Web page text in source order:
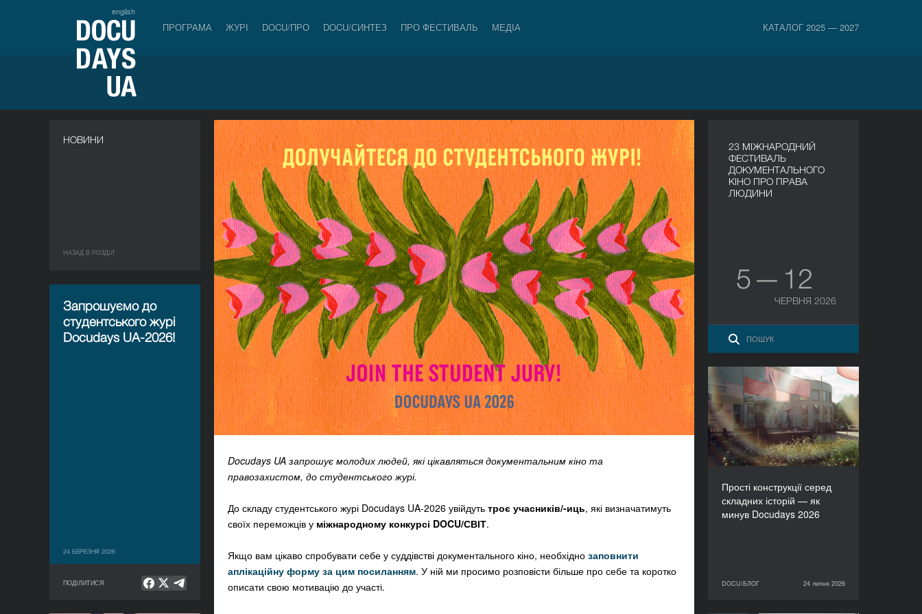
english
ПРОГРАМА ЖУРІ DOCU/ПРО DOCU/СИНТЕЗ ПРО ФЕСТИВАЛЬ МЕДІА КАТАЛОГ 2025 — 2027
НОВИНИ
НАЗАД В РОЗДIЛ
Запрошуємо до
студентського журі
Docudays UA-2026!
24 БЕРЕЗНЯ 2026
ПОДІЛИТИСЯ
Docudays UA запрошує молодих людей, які цікавляться документальним кіно та
правозахистом, до студентського журі.
До складу студентського журі Docudays UA-2026 увійдуть троє учасників/-иць, які визначатимуть
своїх переможців у міжнародному конкурсі DOCU/СВІТ.
Якщо вам цікаво спробувати себе у суддівстві документального кіно, необхідно заповнити
аплікаційну форму за цим посиланням. У ній ми просимо розповісти більше про себе та коротко
описати свою мотивацію до участі.
23 МІЖНАРОДНИЙ
ФЕСТИВАЛЬ
ДОКУМЕНТАЛЬНОГО
КІНО ПРО ПРАВА
ЛЮДИНИ
5 — 12
ЧЕРВНЯ 2026
Прості конструкції серед
складних історій — як
минув Docudays 2026
DOCU/БЛОГ 24 липня 2026
Прості конструкції серед
складних історій — як
минув Docudays 2026
DOCU/БЛОГ
24 липня 2026